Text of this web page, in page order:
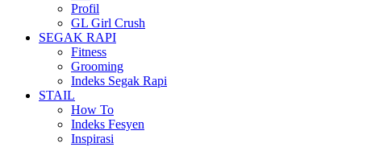
Profil
GL Girl Crush
SEGAK RAPI
Fitness
Grooming
Indeks Segak Rapi
STAIL
How To
Indeks Fesyen
Inspirasi